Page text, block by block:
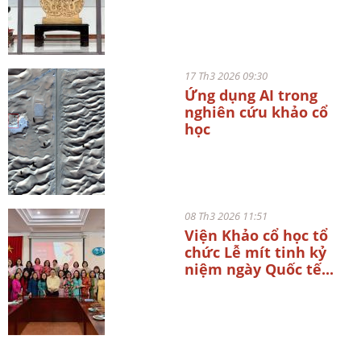
17 Th3 2026 09:30
Ứng dụng AI trong
nghiên cứu khảo cổ
học
08 Th3 2026 11:51
Viện Khảo cổ học tổ
chức Lễ mít tinh kỷ
niệm ngày Quốc tế...